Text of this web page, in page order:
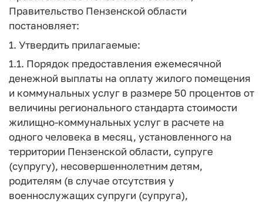
Правительство Пензенской области
постановляет:
1. Утвердить прилагаемые:
1.1. Порядок предоставления ежемесячной
денежной выплаты на оплату жилого помещения
и коммунальных услуг в размере 50 процентов от
величины регионального стандарта стоимости
жилищно-коммунальных услуг в расчете на
одного человека в месяц, установленного на
территории Пензенской области, супруге
(супругу), несовершеннолетним детям,
родителям (в случае отсутствия у
военнослужащих супруги (супруга),